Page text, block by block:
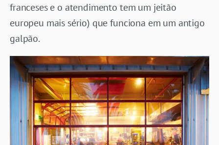
franceses e o atendimento tem um jeitão
europeu mais sério) que funciona em um antigo
galpão.